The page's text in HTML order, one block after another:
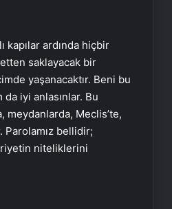
ardında hiçbir
saklayacak bir
yaşanacaktır. Beni bu
iyi anlasınlar. Bu
meydanlarda, Meclis’te,
Parolamız bellidir;
niteliklerini